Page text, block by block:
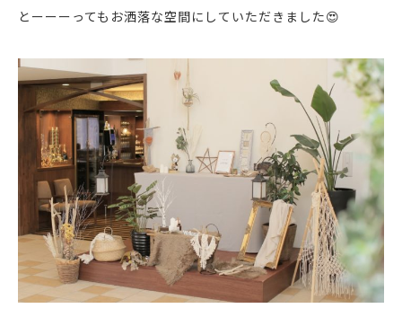
とーーーってもお洒落な空間にしていただきました😍